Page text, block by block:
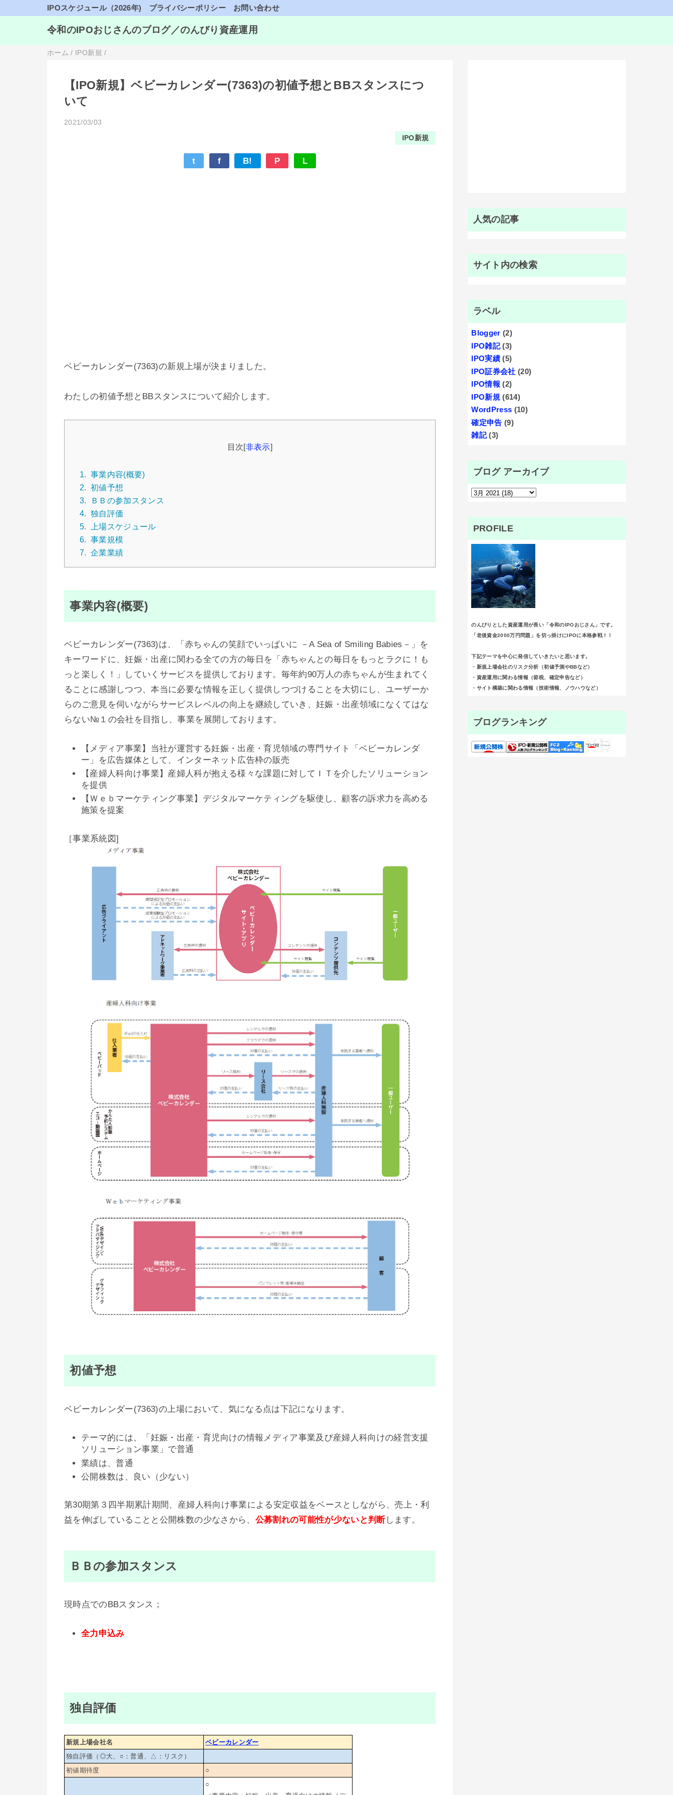
IPOスケジュール（2026年) プライバシーポリシー お問い合わせ
令和のIPOおじさんのブログ／のんびり資産運用
ホーム / IPO新規 /
【IPO新規】ベビーカレンダー(7363)の初値予想とBBスタンスにつ
いて
2021/03/03
IPO新規
t f B! P L
ベビーカレンダー(7363)の新規上場が決まりました。
わたしの初値予想とBBスタンスについて紹介します。
目次[非表示]
1. 事業内容(概要)
2. 初値予想
3.
ＢＢの参加スタンス
4. 独自評価
5.
上場スケジュール
6. 事業規模
7. 企業業績
事業内容(概要)
ベビーカレンダー(7363)は、「赤ちゃんの笑顔でいっぱいに －A Sea of Smiling Babies－」を
キーワードに、妊娠・出産に関わる全ての方の毎日を「赤ちゃんとの毎日をもっとラクに！も
っと楽しく！」していくサービスを提供しております。毎年約90万人の赤ちゃんが生まれてく
ることに感謝しつつ、本当に必要な情報を正しく提供しつづけることを大切にし、ユーザーか
らのご意見を伺いながらサービスレベルの向上を継続していき、妊娠・出産領域になくてはな
らない№１の会社を目指し、事業を展開しております。
【メディア事業】当社が運営する妊娠・出産・育児領域の専門サイト「ベビーカレンダ
ー」を広告媒体として、インターネット広告枠の販売
【産婦人科向け事業】産婦人科が抱える様々な課題に対してＩＴを介したソリューション
を提供
【Ｗｅｂマーケティング事業】デジタルマーケティングを駆使し、顧客の訴求力を高める
施策を提案
［事業系統図]
初値予想
ベビーカレンダー(7363)の上場において、気になる点は下記になります。
テーマ的には、「妊娠・出産・育児向けの情報メディア事業及び産婦人科向けの経営支援
ソリューション事業」で普通
業績は、普通
公開株数は、良い（少ない）
第30期第３四半期累計期間、産婦人科向け事業による安定収益をベースとしながら、売上・利
益を伸ばしていることと公開株数の少なさから、 公募割れの可能性が少ない と判断します。
ＢＢの参加スタンス
現時点でのBBスタンス；
全力申込み
独自評価
新規上場会社名
ベビーカレンダー
独自評価（◎大、○：普通、△：リスク）
初値期待度
○
○
人気の記事
サイト内の検索
ラベル
Blogger (2)
IPO雑記 (3)
IPO実績 (5)
IPO証券会社 (20)
IPO情報 (2)
IPO新規 (614)
WordPress (10)
確定申告 (9)
雑記 (3)
ブログ アーカイブ
PROFILE
のんびりとした資産運用が長い「令和のIPOおじさん」です。
「老後資金2000万円問題」を切っ掛けにIPOに本格参戦！！
下記テーマを中心に発信していきたいと思います。
・新規上場会社のリスク分析（初値予測やBBなど）
・資産運用に関わる情報（節税、確定申告など）
・サイト構築に関わる情報（技術情報、ノウハウなど）
ブログランキング